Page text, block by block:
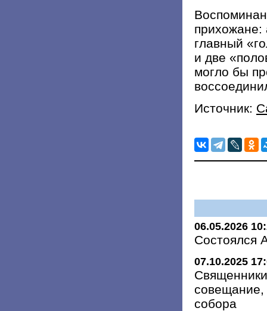
прихожане:
главный
и две
могло бы
Источник:
06.05.2026
Состоялся
07.10.2025
совещание,
собора